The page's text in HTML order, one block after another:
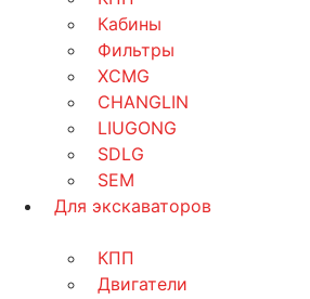
Кабины
Фильтры
XCMG
CHANGLIN
LIUGONG
SDLG
SEM
Для экскаваторов
КПП
Двигатели